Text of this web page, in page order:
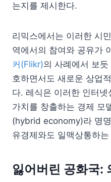
는지를 제시한다.
리믹스에서는 이러한 시
역에서의 참여와 공유가
커(Flikr)의 사례에서 보
호하면서도 새로운 상업
다. 레식은 이러한 인터
가치를 창출하는 경제 모
(hybrid economy)라 명
유경제와도 일맥상통하
잃어버린 공화국: